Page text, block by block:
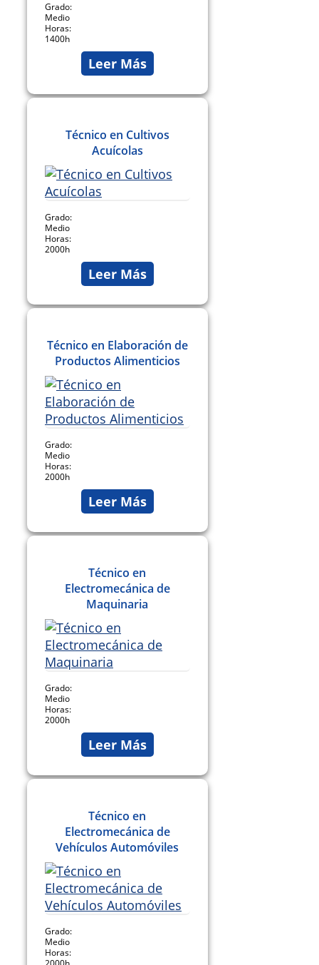
Grado:
Medio
Horas:
1400h
Leer Más
Técnico en Cultivos
Acuícolas
Grado:
Medio
Horas:
2000h
Leer Más
Técnico en Elaboración de
Productos Alimenticios
Grado:
Medio
Horas:
2000h
Leer Más
Técnico en
Electromecánica de
Maquinaria
Grado:
Medio
Horas:
2000h
Leer Más
Técnico en
Electromecánica de
Vehículos Automóviles
Grado:
Medio
Horas: